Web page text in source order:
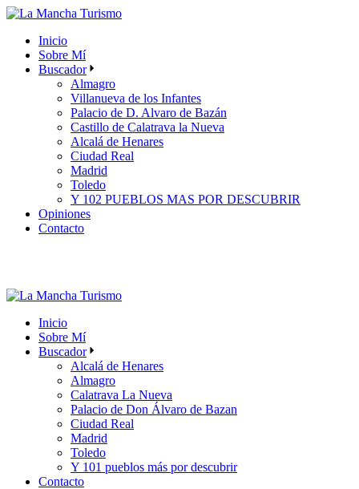
Skip
content
Inicio
Sobre Mí
Buscador
Almagro
Villanueva de los Infantes
Palacio de D. Alvaro de Bazán
Castillo de Calatrava la Nueva
Alcalá de Henares
Ciudad Real
Madrid
Toledo
Y 102 PUEBLOS MAS POR DESCUBRIR
Opiniones
Contacto
Inicio
Sobre Mí
Buscador
Alcalá de Henares
Almagro
Calatrava La Nueva
Palacio de Don Álvaro de Bazan
Ciudad Real
Madrid
Toledo
Y 101 pueblos más por descubrir
Contacto